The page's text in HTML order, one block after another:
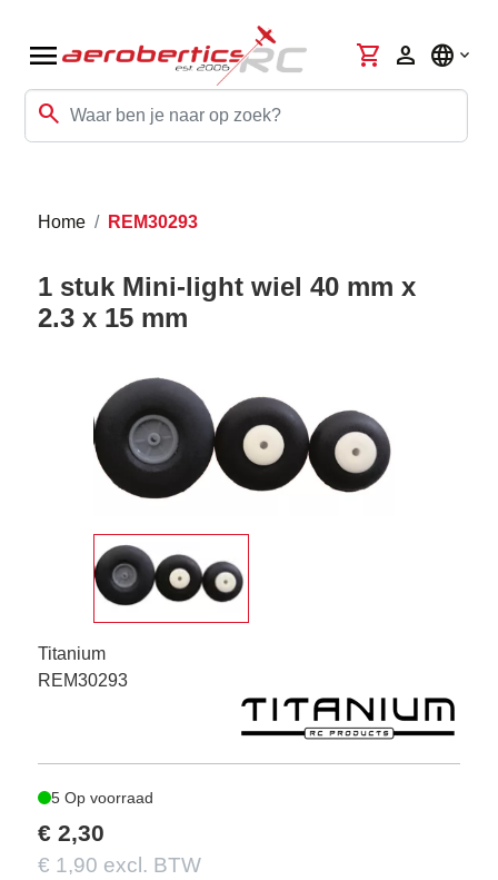
menu
search
shopping_cart person language
Home REM30293
1 stuk Mini-light wiel 40 mm x
2.3 x 15 mm
Titanium
REM30293
5 Op voorraad
€ 2,30
€ 1,90 excl. BTW